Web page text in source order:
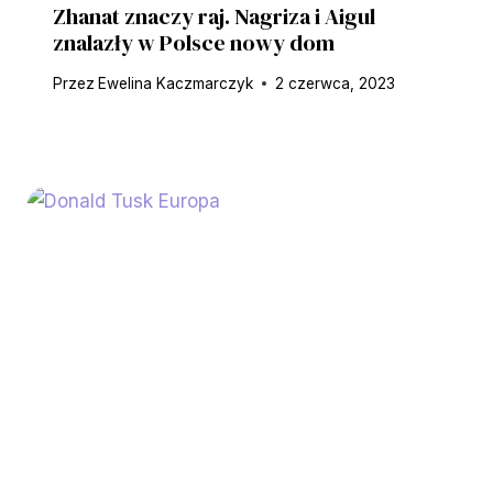
Zhanat znaczy raj. Nagriza i Aigul
znalazły w Polsce nowy dom
Przez Ewelina Kaczmarczyk 2 czerwca, 2023